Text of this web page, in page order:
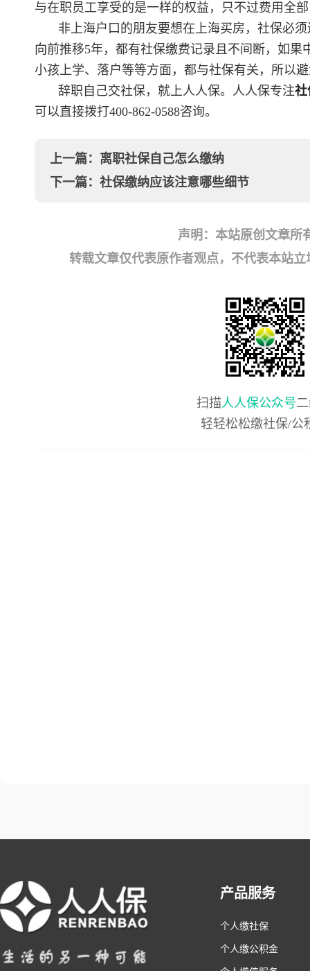
与在职员工享受的是一样的权益，只不过费用全
非上海户口的朋友要想在上海买房，社保必
向前推移5年，都有社保缴费记录且不间断，如
小孩上学、落户等等方面，都与社保有关，所以
辞职自己交社保，就上人人保。人人保专注社
可以直接拨打400-862-0588咨询。
上一篇： 离职社保自己怎么缴纳
下一篇： 社保缴纳应该注意哪些细节
声明：本站原创文章所
转载文章仅代表原作者观点，不代表本站
扫描人人保公众号
轻轻松松缴社保/公
产品服务
个人缴社保
个人缴公积金